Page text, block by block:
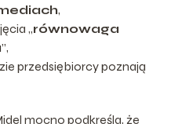
,
„równowaga
”,
przedsiębiorcy poznają
mocno podkreśla, że